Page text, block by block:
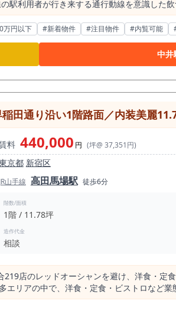
駅利用者が行き来する通行動線を意識した
ている方、洋食・カフェ・定食・軽飲食
、都営大江戸線で新宿・六本木・飯田橋方
・通学利用者、近隣住民、駅乗り換え利用者
、地域密着型の飲食店開業と相性を確認し
き物件として検討する際には、厨房設備、
うかを内見時にチェックすることが重要です。 店舗面積は
やすい小箱サイズです。 洋食店、カフェ
、オペレーションを絞った飲食店開業に向
識した営業設計と相性を確認したい物件です。 中井駅半
店の一定数はありながら、洋食店が多すぎ
るエリアと考えられます。 競合がまったく
が魅力です。 また、本物件は間口が広めで、駅前通り商店街沿いにあるた
、メニュー掲出、外観演出、ランチメニュ
居抜き物件では、通行人に「何の店か」「
にした開業計画の方が検討しやすい物件で
飲食店居抜き物件を探している方、中井駅周辺で開業を検討し
用者を狙える小箱店舗を探している方には
7.82坪の洋食店居抜き物件。地域密着型
万円以下 #新着物件 #注目物件 #内覧可能
中井
沿い1階路面／内装美麗11.78坪／“洋食・
料 440,000 円 (坪@ 37,351円)
京都 新宿区
JR山手線 高田馬場駅 徒歩6分
階数/面積
1階 / 11.78坪
造作代金
相談
219店のレッドオーシャンを避け、洋食・
エリアの中で、洋食・定食・ビストロなど